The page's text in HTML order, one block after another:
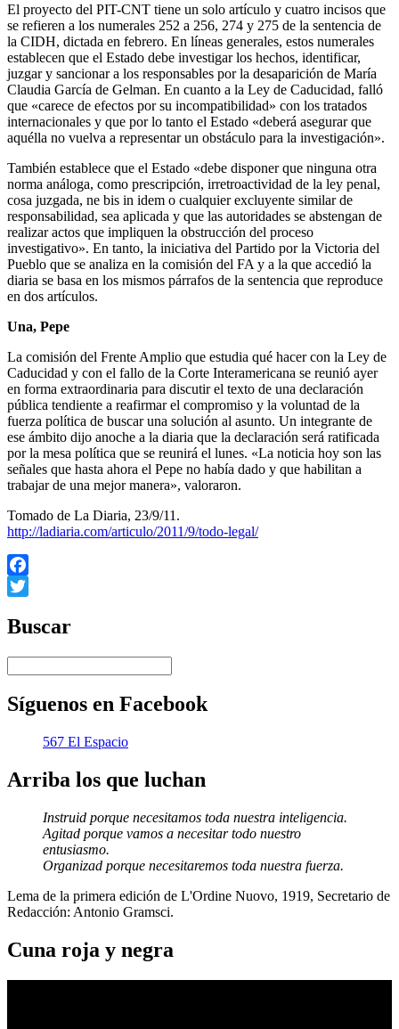
El proyecto del PIT-CNT tiene un solo artículo y cuatro incisos que
se refieren a los numerales 252 a 256, 274 y 275 de la sentencia de
la CIDH, dictada en febrero. En líneas generales, estos numerales
establecen que el Estado debe investigar los hechos, identificar,
juzgar y sancionar a los responsables por la desaparición de María
Claudia García de Gelman. En cuanto a la Ley de Caducidad, falló
que «carece de efectos por su incompatibilidad» con los tratados
internacionales y que por lo tanto el Estado «deberá asegurar que
aquélla no vuelva a representar un obstáculo para la investigación».
También establece que el Estado «debe disponer que ninguna otra
norma análoga, como prescripción, irretroactividad de la ley penal,
cosa juzgada, ne bis in idem o cualquier excluyente similar de
responsabilidad, sea aplicada y que las autoridades se abstengan de
realizar actos que impliquen la obstrucción del proceso
investigativo». En tanto, la iniciativa del Partido por la Victoria del
Pueblo que se analiza en la comisión del FA y a la que accedió la
diaria se basa en los mismos párrafos de la sentencia que reproduce
en dos artículos.
Una, Pepe
La comisión del Frente Amplio que estudia qué hacer con la Ley de
Caducidad y con el fallo de la Corte Interamericana se reunió ayer
en forma extraordinaria para discutir el texto de una declaración
pública tendiente a reafirmar el compromiso y la voluntad de la
fuerza política de buscar una solución al asunto. Un integrante de
ese ámbito dijo anoche a la diaria que la declaración será ratificada
por la mesa política que se reunirá el lunes. «La noticia hoy son las
señales que hasta ahora el Pepe no había dado y que habilitan a
trabajar de una mejor manera», valoraron.
Tomado de La Diaria, 23/9/11.
http://ladiaria.com/articulo/2011/9/todo-legal/
Facebook
Buscar
Síguenos en Facebook
567 El Espacio
Arriba los que luchan
Instruid porque necesitamos toda nuestra inteligencia.
Agitad porque vamos a necesitar todo nuestro
entusiasmo.
Organizad porque necesitaremos toda nuestra fuerza.
Lema de la primera edición de L'Ordine Nuovo, 1919, Secretario de
Redacción: Antonio Gramsci.
Cuna roja y negra